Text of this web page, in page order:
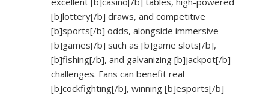
[b]lottery[/b] draws, and competitive
[b]sports[/b] odds, alongside immersive
[b]games[/b] such as [b]game slots[/b],
[b]fishing[/b], and galvanizing [b]jackpot[/b]
challenges. Fans can benefit real
[b]cockfighting[/b], winning [b]esports[/b]